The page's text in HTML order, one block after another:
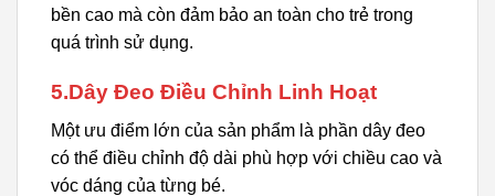
bền cao mà còn đảm bảo an toàn cho trẻ trong
quá trình sử dụng.
5.Dây Đeo Điều Chỉnh Linh Hoạt
Một ưu điểm lớn của sản phẩm là phần dây đeo
có thể điều chỉnh độ dài phù hợp với chiều cao và
vóc dáng của từng bé.